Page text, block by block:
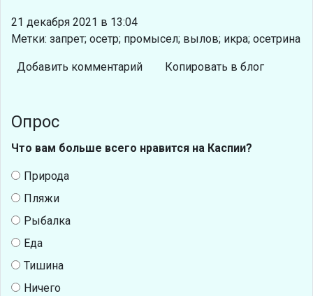
21 декабря 2021 в 13:04
Метки: запрет; осетр; промысел; вылов; икра; осетрина
Добавить комментарий Копировать в блог
Опрос
Что вам больше всего нравится на Каспии?
Природа
Пляжи
Рыбалка
Еда
Тишина
Ничего